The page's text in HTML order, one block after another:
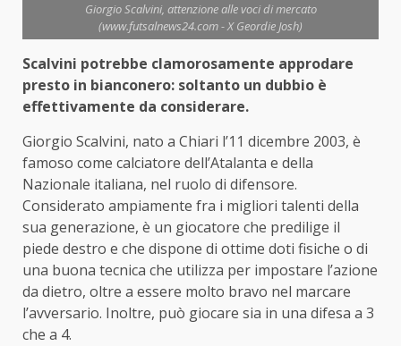
Giorgio Scalvini, attenzione alle voci di mercato
(www.futsalnews24.com - X Geordie Josh)
Scalvini potrebbe clamorosamente approdare
presto in bianconero: soltanto un dubbio è
effettivamente da considerare.
Giorgio Scalvini, nato a Chiari l’11 dicembre 2003, è
famoso come calciatore dell’Atalanta e della
Nazionale italiana, nel ruolo di difensore.
Considerato ampiamente fra i migliori talenti della
sua generazione, è un giocatore che predilige il
piede destro e che dispone di ottime doti fisiche o di
una buona tecnica che utilizza per impostare l’azione
da dietro, oltre a essere molto bravo nel marcare
l’avversario. Inoltre, può giocare sia in una difesa a 3
che a 4.